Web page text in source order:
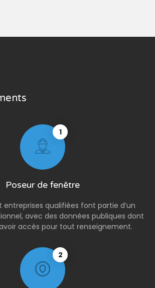
1
Poseur de fenêtre
entreprises qualifiées font partie d’un
avec des données publiques dont
accès pour tout renseignement.
2